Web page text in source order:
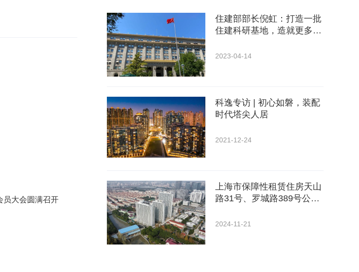
员大会圆满召开
住建部部长倪虹：打造一批
住建科研基地，造就更多大
2023-04-14
科逸专访 | 初心如磐，装配
时代塔尖人居
2021-12-24
上海市保障性租赁住房天山
路31号、罗城路389号公寓
2024-11-21